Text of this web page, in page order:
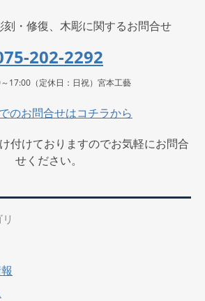
・修復、木彫に関するお問合せ
202-2292
17:00（定休日：日祝）宮本工藝
のお問合せはコチラから
付けておりますのでお気軽にお問合
せください。